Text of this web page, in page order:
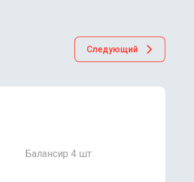
Следующий
Балансир 4 шт